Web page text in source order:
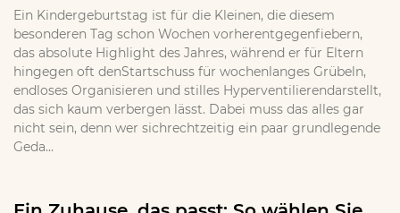
Ein Kindergeburtstag ist für die Kleinen, die diesem
besonderen Tag schon Wochen vorherentgegenfiebern,
das absolute Highlight des Jahres, während er für Eltern
hingegen oft denStartschuss für wochenlanges Grübeln,
endloses Organisieren und stilles Hyperventilierendarstellt,
das sich kaum verbergen lässt. Dabei muss das alles gar
nicht sein, denn wer sichrechtzeitig ein paar grundlegende
Geda...